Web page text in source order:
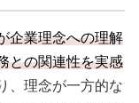
企業理念への理解
との関連性を実感
、理念が一方的な